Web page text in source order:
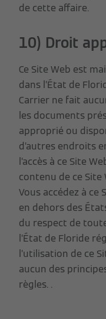
de cette affaire.
10) Droit
Ce Site Web est
dans l’État de
Carrier ne fait
les documents
approprié ou
d’autres endroits
l’accès à ce Site
contenu de ce
Vous accédez à ce
en dehors des
du respect de
l’État de Floride
l’utilisation de ce
aucun des
règles. .